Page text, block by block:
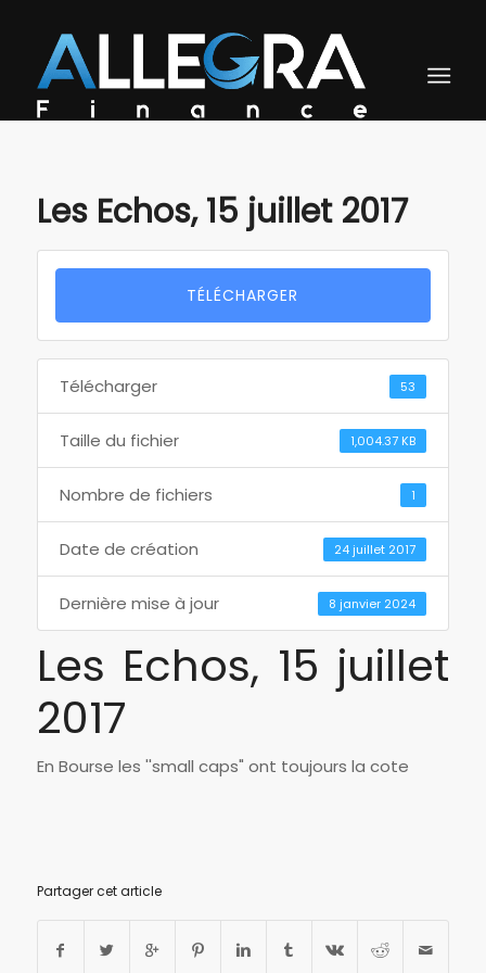
Les Echos, 15 juillet 2017
TÉLÉCHARGER
Télécharger 53
Taille du fichier 1,004.37 KB
Nombre de fichiers 1
Date de création 24 juillet 2017
Dernière mise à jour 8 janvier 2024
Les Echos, 15 juillet
2017
En Bourse les ''small caps" ont toujours la cote
Partager cet article